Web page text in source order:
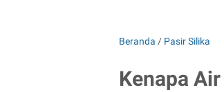
Beranda / Pasir Silika
Kenapa